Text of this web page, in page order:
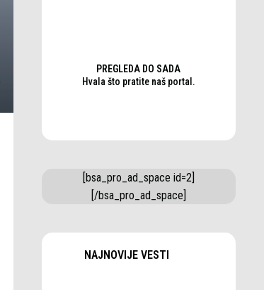
PREGLEDA DO SADA
Hvala što pratite naš portal.
[bsa_pro_ad_space id=2]
[/bsa_pro_ad_space]
NAJNOVIJE VESTI